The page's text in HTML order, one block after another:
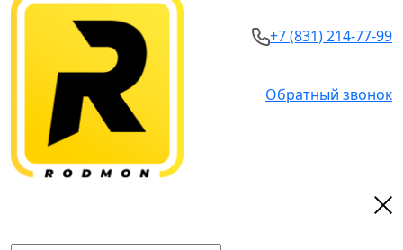
+7 (831) 214-77-99
Обратный звонок